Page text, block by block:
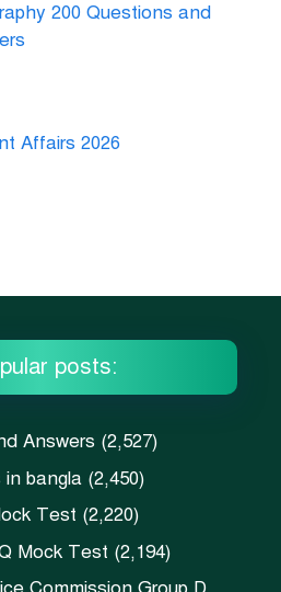
200 Questions and
Affairs 2026
posts:
Answers (2,527)
bangla (2,450)
Test (2,220)
Mock Test (2,194)